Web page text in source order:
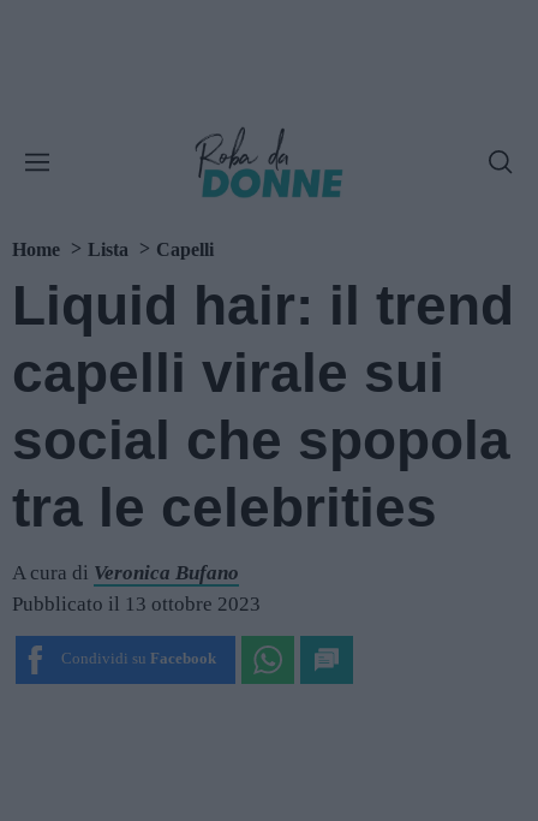
Home Lista Capelli
Liquid hair: il trend
capelli virale sui
social che spopola
tra le celebrities
A cura di Veronica Bufano
Pubblicato il 13 ottobre 2023
Condividi su Facebook